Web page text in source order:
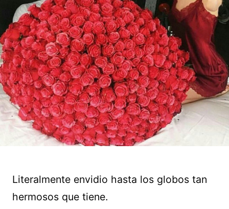
Literalmente envidio hasta los globos tan
hermosos que tiene.